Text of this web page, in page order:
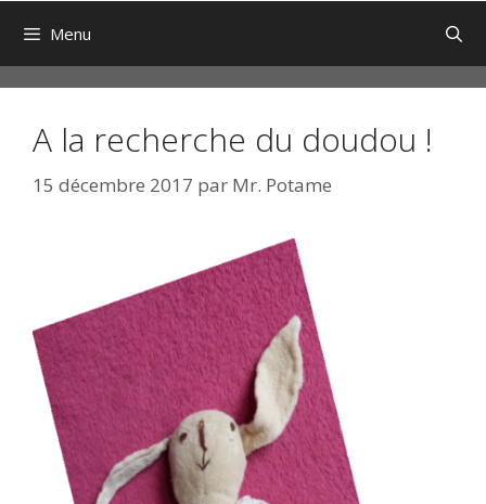
Menu
A la recherche du doudou !
15 décembre 2017 par Mr. Potame